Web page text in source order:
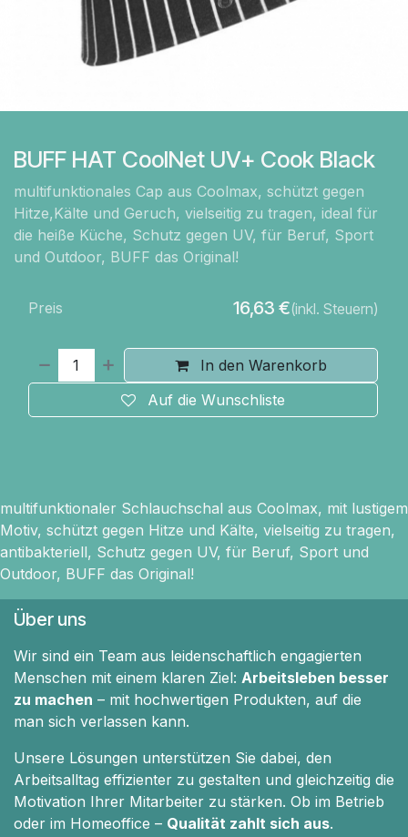
BUFF HAT CoolNet UV+ Cook Black
multifunktionales Cap aus Coolmax, schützt gegen
Hitze,Kälte und Geruch, vielseitig zu tragen, ideal für
die heiße Küche, Schutz gegen UV, für Beruf, Sport
und Outdoor, BUFF das Original!
In den Warenkorb
Auf die Wunschliste
Preis 16,63 €(inkl. Steuern)
multifunktionaler Schlauchschal aus Coolmax, mit lustigem
Motiv, schützt gegen Hitze und Kälte, vielseitig zu tragen,
antibakteriell, Schutz gegen UV, für Beruf, Sport und
Outdoor, BUFF das Original!
Über uns
Wir sind ein Team aus leidenschaftlich engagierten
Menschen mit einem klaren Ziel: Arbeitsleben besser
zu machen – mit hochwertigen Produkten, auf die
man sich verlassen kann.
Unsere Lösungen unterstützen Sie dabei, den
Arbeitsalltag effizienter zu gestalten und gleichzeitig die
Motivation Ihrer Mitarbeiter zu stärken. Ob im Betrieb
oder im Homeoffice – Qualität zahlt sich aus.